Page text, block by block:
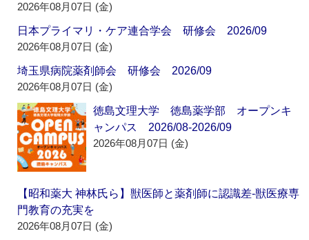
2026年08月07日 (金)
日本プライマリ・ケア連合学会 研修会 2026/09
2026年08月07日 (金)
埼玉県病院薬剤師会 研修会 2026/09
2026年08月07日 (金)
徳島文理大学 徳島薬学部 オープンキ
ャンパス 2026/08-2026/09
2026年08月07日 (金)
【昭和薬大 神林氏ら】獣医師と薬剤師に認識差‐獣医療専
門教育の充実を
2026年08月07日 (金)